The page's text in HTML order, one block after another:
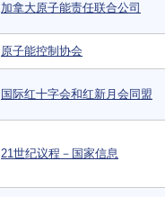
加拿大原子能责任联合公司
原子能控制协会
国际红十字会和红新月会同盟
21世纪议程－国家信息